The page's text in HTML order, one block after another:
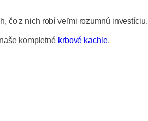
čo z nich robí veľmi rozumnú investíciu.
kompletné krbové kachle.